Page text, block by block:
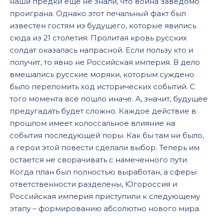
проиграна. Однако этот печальный факт был
известен гостям из будущего, которые явились
сюда из 21 столетия. Пролитая кровь русских
солдат оказалась напрасной. Если пользу кто и
получит, то явно не Российская империя. В дело
вмешались русские моряки, которым суждено
было переломить ход исторических событий. С
того момента всё пошло иначе. А, значит, будущее
предугадать будет сложно. Каждое действие в
прошлом имеет колоссальное влияние на
события последующей поры. Как бы там ни было,
а герои этой повести сделали выбор. Теперь им
остается не сворачивать с намеченного пути.
Когда план был полностью выработан, а сферы
ответственности разделены, Югороссия и
Российская империя приступили к следующему
этапу – формированию абсолютно нового мира.